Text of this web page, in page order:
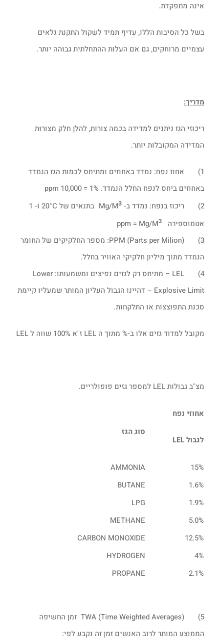
אינה מתפקדת.
בשל כל הסיבות הללו, עדיף תמיד לשקול התקנת גלאים
עצמיים מרוחקים, גם אם העלות ההתחלתית גבוהה יותר.
מדריך:
ריכוזי הגז ניתנים למדידה בכמה צורות, להלן חלק מצורות
המדידה המקובלות יותר.
1) אחוז נפח: נמדד באחוזים ומתיחס לכמות הגז הנמדד
באחוזים ביחס לנפח החלל הנמדד. 1% = 10,000 ppm
2) ריכוז בנפח: נמדד ב- Mg/M
3
בתנאים של 20°C ו- 1
אטמוספירה ppm = Mg/M
3
3) (Parts per Milion) PPM: מספר החלקיקים של החומר
הנמדד מתוך מיליון חלקיקי האוויר בחלל.
4) LEL – מתיחס רק לגזים נפיצים ומשמעותו: Lower
Explosive Limit – דהיינו הגבול העליון המותר שמעליו קיימת
סכנת התפוצצות או התלקחות.
מקובל למדוד גזים אלו ב-% מתוך ה LEL ז"א 100% שווה ל LEL
מצ"ב גבולות LEL למספר גזים פופולריים.
אחוזי נפח
לגבולLEL
סוג הגז
15%
AMMONIA
1.6%
BUTANE
1.9%
LPG
5.0%
METHANE
12.5%
CARBON MONOXIDE
4%
HYDROGEN
2.1%
PROPANE
5) TWA (Time Weighted Averages) זמן החשיפה
הממוצע המותר לרוב האנשים זמן זה נקבע לפי: